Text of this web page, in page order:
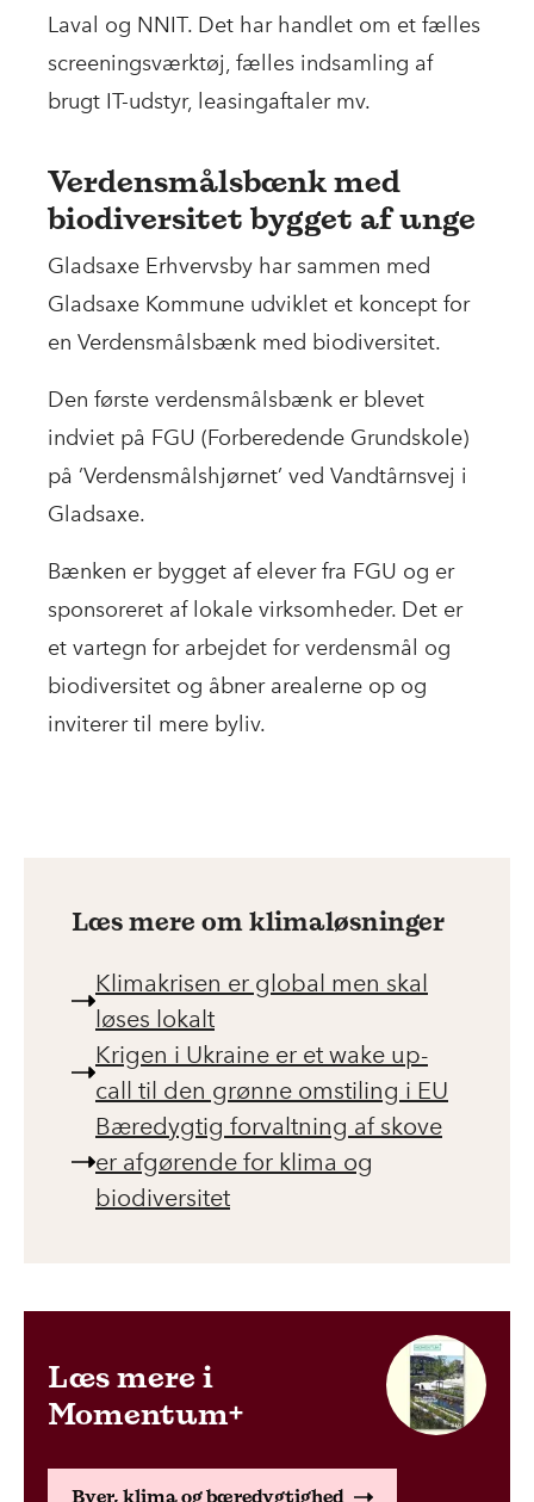
Laval og NNIT. Det har handlet om et fælles
screeningsværktøj, fælles indsamling af
brugt IT-udstyr, leasingaftaler mv.
Verdensmålsbænk med
biodiversitet bygget af unge
Gladsaxe Erhvervsby har sammen med
Gladsaxe Kommune udviklet et koncept for
en Verdensmålsbænk med biodiversitet.
Den første verdensmålsbænk er blevet
indviet på FGU (Forberedende Grundskole)
på ’Verdensmålshjørnet’ ved Vandtårnsvej i
Gladsaxe.
Bænken er bygget af elever fra FGU og er
sponsoreret af lokale virksomheder. Det er
et vartegn for arbejdet for verdensmål og
biodiversitet og åbner arealerne op og
inviterer til mere byliv.
Læs mere om klimaløsninger
Klimakrisen er global men skal
løses lokalt
Krigen i Ukraine er et wake up-
call til den grønne omstiling i EU
Bæredygtig forvaltning af skove
er afgørende for klima og
biodiversitet
Læs mere i
Momentum+
Byer, klima og bæredygtighed